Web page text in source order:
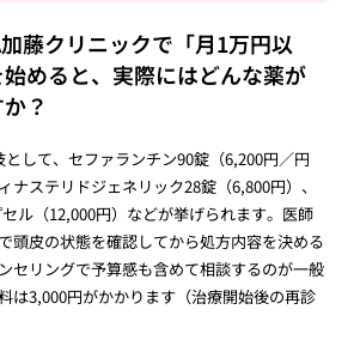
藤クリニックで「月1万円以
めると、実際にはどんな薬が
？
して、セファランチン90錠（6,200円／円
ナステリドジェネリック28錠（6,800円）、
ル（12,000円）などが挙げられます。医師
頭皮の状態を確認してから処方内容を決める
セリングで予算感も含めて相談するのが一般
は3,000円がかかります（治療開始後の再診